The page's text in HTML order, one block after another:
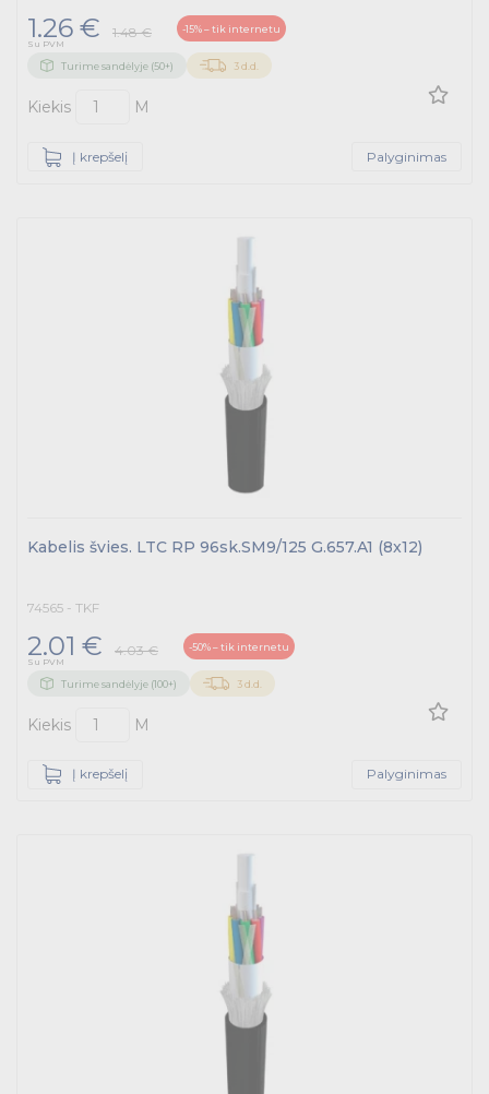
1.26 € 1.48 € -15% – tik internetu
Su PVM
Turime sandėlyje (50+) 3 d.d.
Kiekis M
Į krepšelį Palyginimas
Kabelis švies. LTC RP 96sk.SM9/125 G.657.A1 (8x12)
74565 - TKF
2.01 € 4.03 € -50% – tik internetu
Su PVM
Turime sandėlyje (100+) 3 d.d.
Kiekis M
Į krepšelį Palyginimas